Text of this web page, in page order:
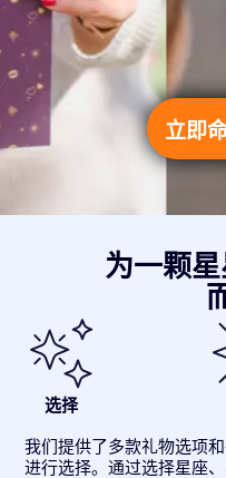
立即
为一颗
选择
我们提供了多款礼物选项
进行选择。通过选择星座